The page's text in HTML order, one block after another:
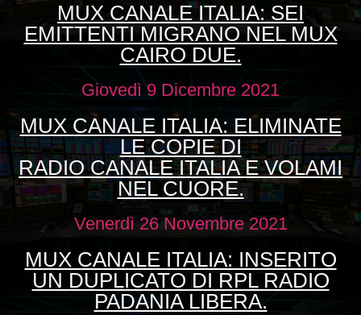
MUX CANALE ITALIA: SEI
EMITTENTI MIGRANO NEL MUX
CAIRO DUE.
Giovedì 9 Dicembre 2021
MUX CANALE ITALIA: ELIMINATE
LE COPIE DI
RADIO CANALE ITALIA E VOLAMI
NEL CUORE.
Venerdì 26 Novembre 2021
MUX CANALE ITALIA: INSERITO
UN DUPLICATO DI RPL RADIO
PADANIA LIBERA.